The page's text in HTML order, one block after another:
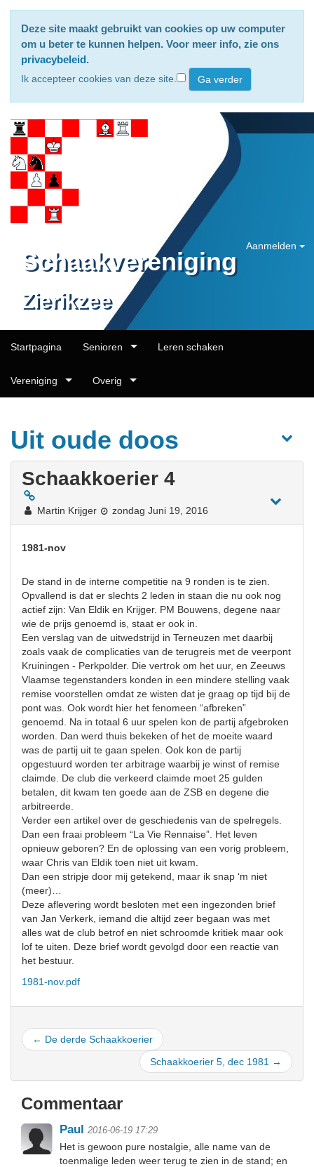
Deze site maakt gebruikt van cookies op uw computer
om u beter te kunnen helpen. Voor meer info, zie ons
privacybeleid.
Ik accepteer cookies van deze site.
Schaakvereniging
Zierikzee
Aanmelden
Startpagina Senioren Leren schaken
Vereniging Overig
Uit oude doos
Schaakkoerier 4
Martin Krijger zondag Juni 19, 2016
1981-nov
De stand in de interne competitie na 9 ronden is te zien.
Opvallend is dat er slechts 2 leden in staan die nu ook nog
actief zijn: Van Eldik en Krijger. PM Bouwens, degene naar
wie de prijs genoemd is, staat er ook in.
Een verslag van de uitwedstrijd in Terneuzen met daarbij
zoals vaak de complicaties van de terugreis met de veerpont
Kruiningen - Perkpolder. Die vertrok om het uur, en Zeeuws
Vlaamse tegenstanders konden in een mindere stelling vaak
remise voorstellen omdat ze wisten dat je graag op tijd bij de
pont was. Ook wordt hier het fenomeen “afbreken”
genoemd. Na in totaal 6 uur spelen kon de partij afgebroken
worden. Dan werd thuis bekeken of het de moeite waard
was de partij uit te gaan spelen. Ook kon de partij
opgestuurd worden ter arbitrage waarbij je winst of remise
claimde. De club die verkeerd claimde moet 25 gulden
betalen, dit kwam ten goede aan de ZSB en degene die
arbitreerde.
Verder een artikel over de geschiedenis van de spelregels.
Dan een fraai probleem “La Vie Rennaise”. Het leven
opnieuw geboren? En de oplossing van een vorig probleem,
waar Chris van Eldik toen niet uit kwam.
Dan een stripje door mij getekend, maar ik snap ‘m niet
(meer)…
Deze aflevering wordt besloten met een ingezonden brief
van Jan Verkerk, iemand die altijd zeer begaan was met
alles wat de club betrof en niet schroomde kritiek maar ook
lof te uiten. Deze brief wordt gevolgd door een reactie van
het bestuur.
1981-nov.pdf
← De derde Schaakkoerier
Schaakkoerier 5, dec 1981 →
Commentaar
Paul 2016-06-19 17:29
Het is gewoon pure nostalgie, alle name van de
toenmalige leden weer terug te zien in de stand; en